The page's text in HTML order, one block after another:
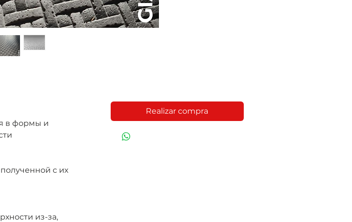
в формы и
с их
из-за,
Realizar compra